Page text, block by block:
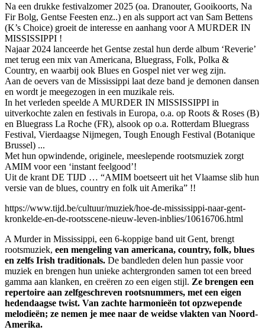
Na een drukke festivalzomer 2025 (oa. Dranouter, Gooikoorts, Na
Fir Bolg, Gentse Feesten enz..) en als support act van Sam Bettens
(K’s Choice) groeit de interesse en aanhang voor A MURDER IN
MISSISSIPPI !
Najaar 2024 lanceerde het Gentse zestal hun derde album ‘Reverie’
met terug een mix van Americana, Bluegrass, Folk, Polka &
Country, en waarbij ook Blues en Gospel niet ver weg zijn.
Aan de oevers van de Mississippi laat deze band je demonen dansen
en wordt je meegezogen in een muzikale reis.
In het verleden speelde A MURDER IN MISSISSIPPI in
uitverkochte zalen en festivals in Europa, o.a. op Roots & Roses (B)
en Bluegrass La Roche (FR), alsook op o.a. Rotterdam Bluegrass
Festival, Vierdaagse Nijmegen, Tough Enough Festival (Botanique
Brussel) ...
Met hun opwindende, originele, meeslepende rootsmuziek zorgt
AMIM voor een ‘instant feelgood’!
Uit de krant DE TIJD … “AMIM boetseert uit het Vlaamse slib hun
versie van de blues, country en folk uit Amerika” !!
https://www.tijd.be/cultuur/muziek/hoe-de-mississippi-naar-gent-
kronkelde-en-de-rootsscene-nieuw-leven-inblies/10616706.html
A Murder in Mississippi, een 6-koppige band uit Gent, brengt
rootsmuziek, een mengeling van americana, country, folk, blues
en zelfs Irish traditionals. De bandleden delen hun passie voor
muziek en brengen hun unieke achtergronden samen tot een breed
gamma aan klanken, en creëren zo een eigen stijl. Ze brengen een
repertoire aan zelfgeschreven rootsnummers, met een eigen
hedendaagse twist. Van zachte harmonieën tot opzwepende
melodieën; ze nemen je mee naar de weidse vlakten van Noord-
Amerika.